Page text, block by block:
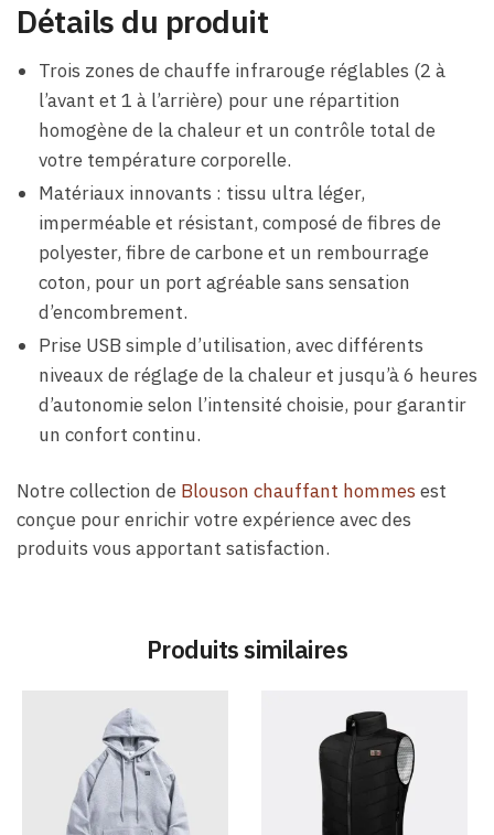
Détails du produit
Trois zones de chauffe infrarouge réglables (2 à
l’avant et 1 à l’arrière) pour une répartition
homogène de la chaleur et un contrôle total de
votre température corporelle.
Matériaux innovants : tissu ultra léger,
imperméable et résistant, composé de fibres de
polyester, fibre de carbone et un rembourrage
coton, pour un port agréable sans sensation
d’encombrement.
Prise USB simple d’utilisation, avec différents
niveaux de réglage de la chaleur et jusqu’à 6 heures
d’autonomie selon l’intensité choisie, pour garantir
un confort continu.
Notre collection de Blouson chauffant hommes est
conçue pour enrichir votre expérience avec des
produits vous apportant satisfaction.
Produits similaires